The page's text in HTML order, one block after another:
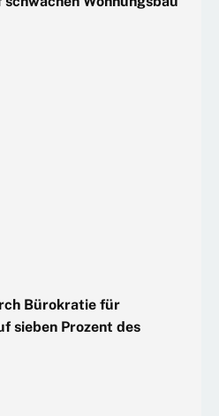
Bürokratie für
sieben Prozent des